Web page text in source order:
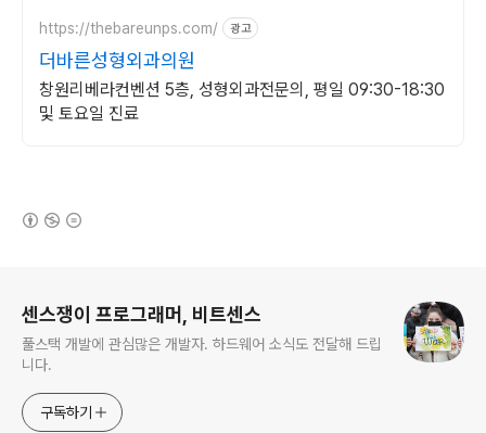
https://thebareunps.com/ 광고
더바른성형외과의원
창원리베라컨벤션 5층, 성형외과전문의, 평일 09:30-18:30
및 토요일 진료
센스쟁이 프로그래머, 비트센스
풀스택 개발에 관심많은 개발자. 하드웨어 소식도 전달해 드립
니다.
구독하기